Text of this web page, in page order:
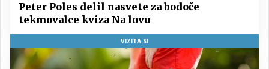
Peter Poles delil nasvete za bodoče
tekmovalce kviza Na lovu
VIZITA.SI